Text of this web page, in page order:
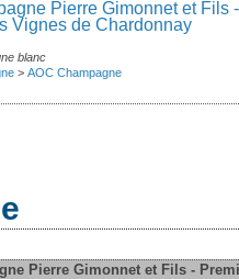
Pierre Gimonnet et Fils
Vignes de Chardonnay
blanc
> AOC Champagne
Pierre Gimonnet et Fils -